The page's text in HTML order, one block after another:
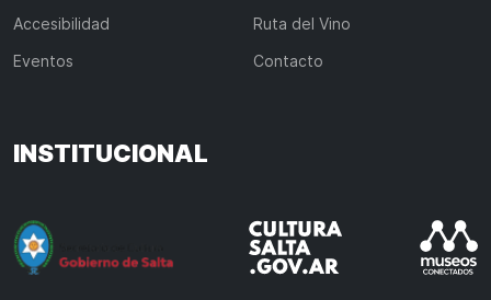
Accesibilidad
Eventos
Ruta del Vino
Contacto
INSTITUCIONAL